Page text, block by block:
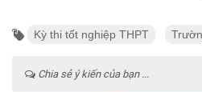
Kỳ thi tốt nghiệp THPT
Chia sẻ ý kiến của bạn ...